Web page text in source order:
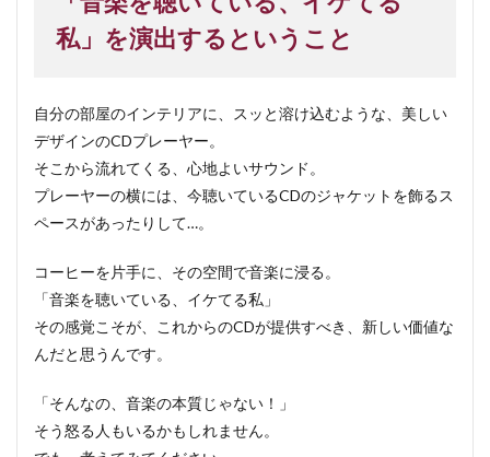
私」を演出するということ
自分の部屋のインテリアに、スッと溶け込むような、美しい
デザインのCDプレーヤー。
そこから流れてくる、心地よいサウンド。
プレーヤーの横には、今聴いているCDのジャケットを飾るス
ペースがあったりして…。
コーヒーを片手に、その空間で音楽に浸る。
「音楽を聴いている、イケてる私」
その感覚こそが、これからのCDが提供すべき、新しい価値な
んだと思うんです。
「そんなの、音楽の本質じゃない！」
そう怒る人もいるかもしれません。